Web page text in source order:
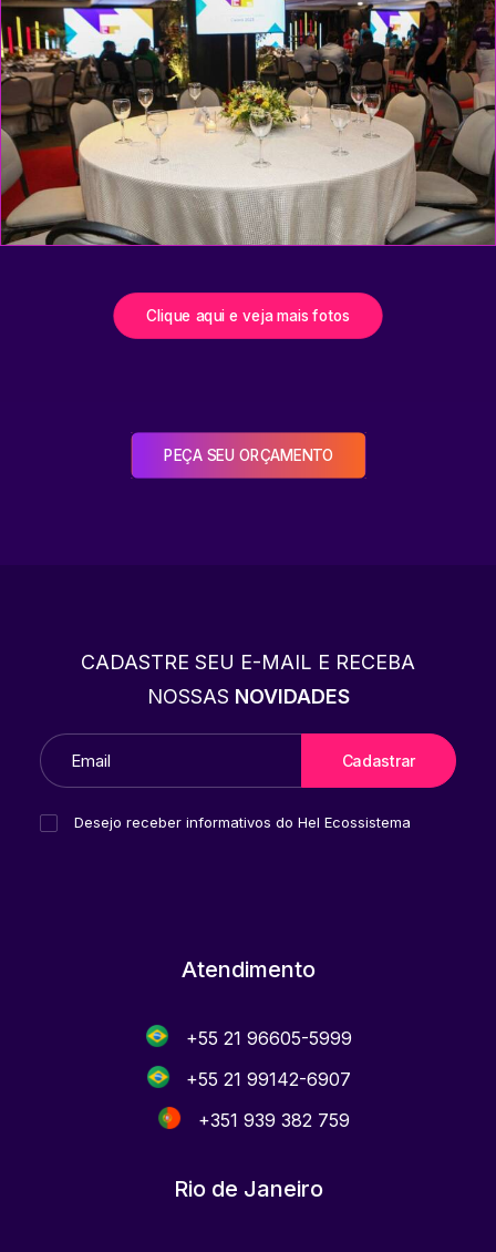
Clique aqui e veja mais fotos
PEÇA SEU ORÇAMENTO
CADASTRE SEU E-MAIL E RECEBA
NOSSAS NOVIDADES
Desejo receber informativos do Hel Ecossistema
Atendimento
+55 21 96605-5999
+55 21 99142-6907
+351 939 382 759
Rio de Janeiro